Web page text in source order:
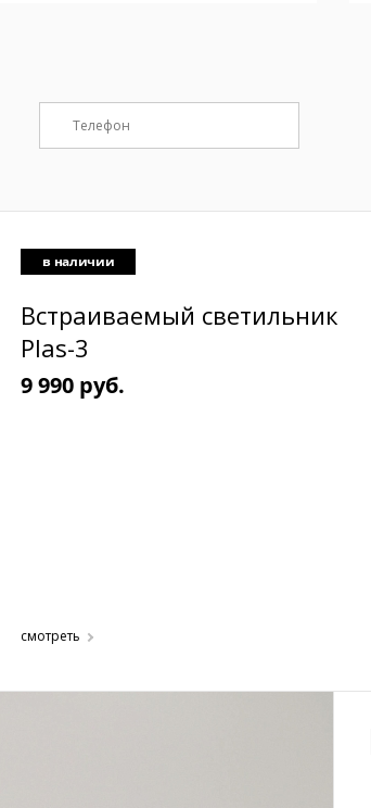
в наличии
смотреть
Встраиваемый светильник
Plas-3
9 990 руб.